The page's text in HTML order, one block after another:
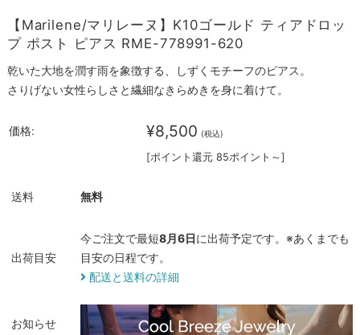
【Marilene/マリレーヌ】K10ゴールド ティアドロッ
プ ポスト ピアス RME-778991-620
乾いた大地を潤す雨を象徴する、しずくモチーフのピアス。
さりげない女性らしさと繊細なきらめきを身に着けて。
価格: ¥8,500 (税込)
[ポイント還元 85ポイント～]
送料 無料
出荷目安
今ご注文で最短8月6日に出荷予定です。※あくまでも
目安の日程です。
配送と送料の詳細
お知らせ